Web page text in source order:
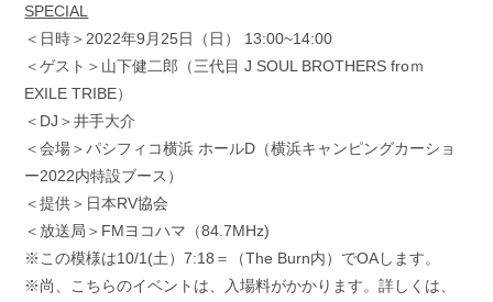
SPECIAL
＜日時＞2022年9月25日（日） 13:00~14:00
＜ゲスト＞山下健二郎（三代目 J SOUL BROTHERS froｍ
EXILE TRIBE）
＜DJ＞井手大介
＜会場＞パシフィコ横浜 ホールD（横浜キャンピングカーショ
ー2022内特設ブース）
＜提供＞日本RV協会
＜放送局＞FMヨコハマ（84.7MHz)
※この模様は10/1(土）7:18＝（The Burn内）でOAします。
※尚、こちらのイベントは、入場料がかかります。詳しくは、